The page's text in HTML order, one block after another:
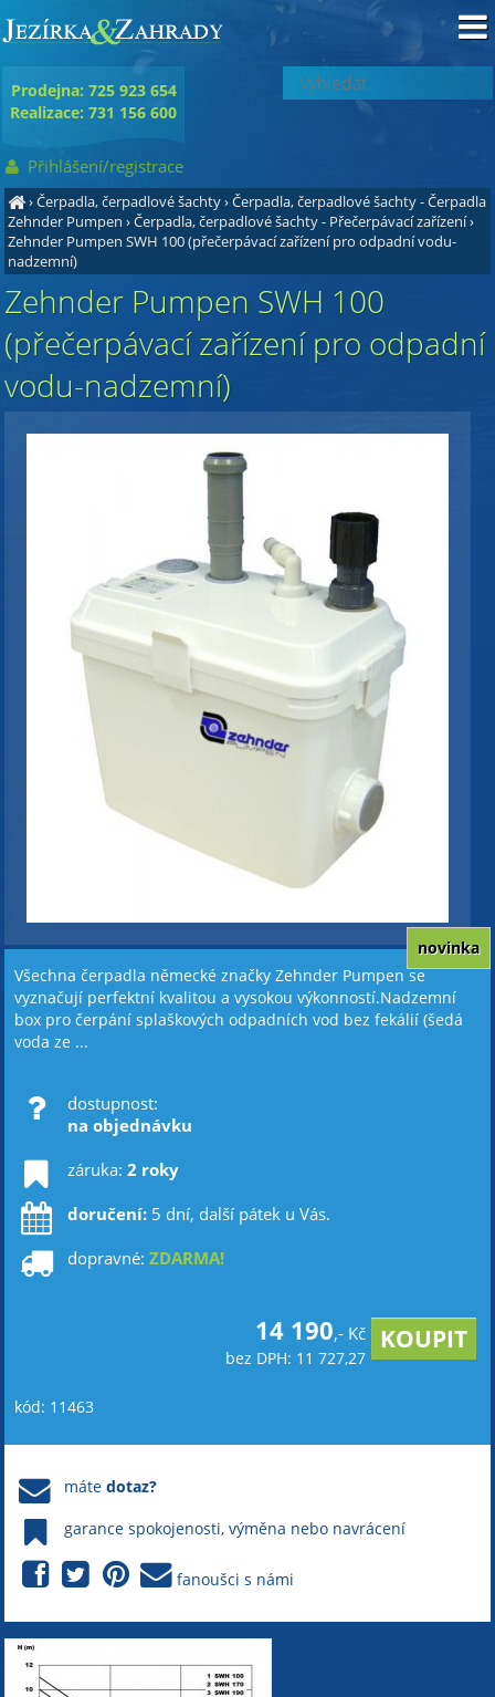
›Čerpadla, čerpadlové šachty›Čerpadla, čerpadlové šachty - Čerpadla
Zehnder Pumpen ›Čerpadla, čerpadlové šachty - Přečerpávací zařízení›
Zehnder Pumpen SWH 100 (přečerpávací zařízení pro odpadní vodu-
nadzemní)
Zehnder Pumpen SWH 100
(přečerpávací zařízení pro odpadní
vodu-nadzemní)
Všechna čerpadla německé značky Zehnder Pumpen se
vyznačují perfektní kvalitou a vysokou výkonností.Nadzemní
box pro čerpání splaškových odpadních vod bez fekálií (šedá
voda ze ...
novinka
dostupnost:
na objednávku
záruka: 2 roky
doručení: 5 dní, další pátek u Vás.
dopravné: ZDARMA!
14 190,- Kč
bez DPH: 11 727,27
kód: 11463
mátedotaz?
garance spokojenosti, výměna nebo navrácení
fanoušci s námi
Prodejna: 725 923 654
Realizace: 731 156 600
Přihlášení/registrace